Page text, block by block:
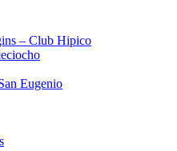
– Club Hipico
Eugenio